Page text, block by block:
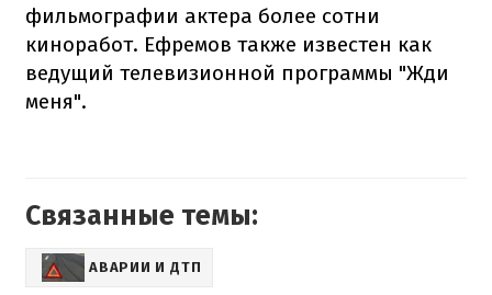
фильмографии актера более сотни
киноработ. Ефремов также известен как
ведущий телевизионной программы "Жди
меня".
Связанные темы:
АВАРИИ И ДТП